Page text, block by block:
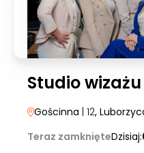
Studio
Gościnna | 12,
Teraz zamknięteDzisiaj: